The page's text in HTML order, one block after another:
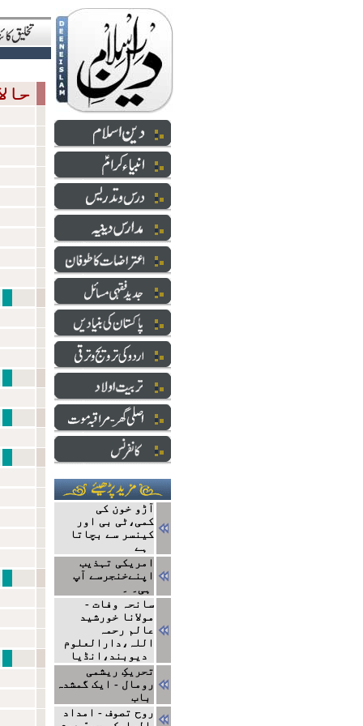
حالاتِ حاضرہ
آڑو خون کی
کمی،ٹی بی اور
کینسر سے بچاتا
امریکی تہذیب
اپنےخنجرسے آپ
ہی۔ ۔
سانحہ وفات -
مولانا خورشید
عالم رحمہ
اللہ،دارالعلوم
تحریکِ ریشمی
رومال - ایک گمشدہ
باب
روح تصوف - امداد